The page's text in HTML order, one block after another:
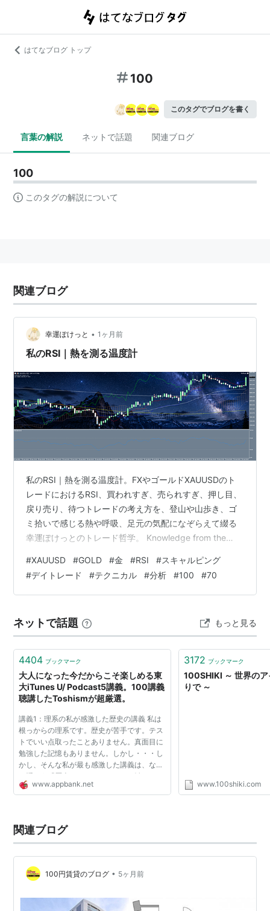
はてなブログ トップ
100
このタグでブログを書く
言葉の解説 ネットで話題 関連ブログ
100
このタグの解説について
関連ブログ
幸運ぽけっと • 1ヶ月前
私のRSI｜熱を測る温度計
私のRSI｜熱を測る温度計。FXやゴールドXAUUSDのト
レードにおけるRSI、買われすぎ、売られすぎ、押し目、
戻り売り、待つトレードの考え方を、登山や山歩き、ゴ
ミ拾いで感じる熱や呼吸、足元の気配になぞらえて綴る
幸運ぽけっとのトレード哲学。 Knowledge from the
冷たい 草の先に露が残り 鳥の声も遠くから聞こえる 歩
き始めると体の奥に小さな熱が灯る 坂が続けば息は上が
り 陽が差せば頬が熱くなる でも熱いからといって 急い
るとよくわかる 勢いよく歩く時ほど小さな紙…
#XAUUSD #GOLD #金 #RSI #スキャルピング
#デイトレード #テクニカル #分析 #100 #70
ネットで話題 もっと見る
4404 ブックマーク
大人になった今だからこそ楽しめる東
大iTunes U/ Podcast5講義。100講義
聴講したToshismが超厳選。
講義1：理系の私が感激した歴史の講義 私は
根っからの理系です。歴史が苦手です。テス
トでいい点取ったことありません。真面目に
勉強した記憶もありません。しかし・・・し
かし、そんな私が最も感激した講義は、なに
を隠そう「歴史」でした。 シリーズ名：
2006年「社会の形成」iTunes U リンク／
www.appbank.net
3172 ブックマーク
100SHIKI ～ 世界の
りで ～
www.100shiki.com
関連ブログ
100円賃貸のブログ • 5ヶ月前